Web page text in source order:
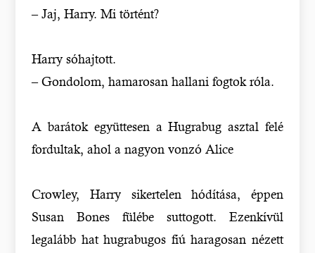
– Jaj, Harry. Mi történt?
Harry sóhajtott.
– Gondolom, hamarosan hallani fogtok róla.
A barátok együttesen a Hugrabug asztal felé
fordultak, ahol a nagyon vonzó Alice
Crowley, Harry sikertelen hódítása, éppen
Susan Bones fülébe suttogott. Ezenkívül
legalább hat hugrabugos fiú haragosan nézett